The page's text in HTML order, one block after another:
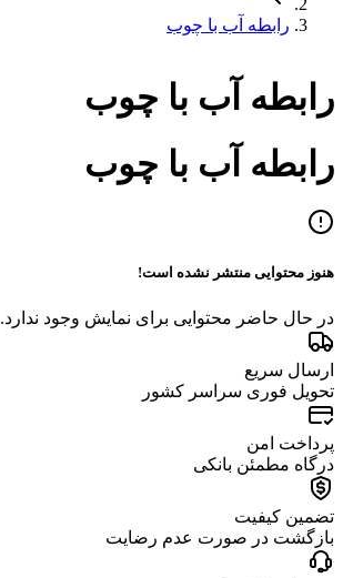
رابطه آب با چوب
رابطه آب با چوب
رابطه آب با چوب
هنوز محتوایی منتشر نشده است!
در حال حاضر محتوایی برای نمایش وجود ندارد.
ارسال سریع
تحویل فوری سراسر کشور
پرداخت امن
درگاه مطمئن بانکی
تضمین کیفیت
بازگشت در صورت عدم رضایت